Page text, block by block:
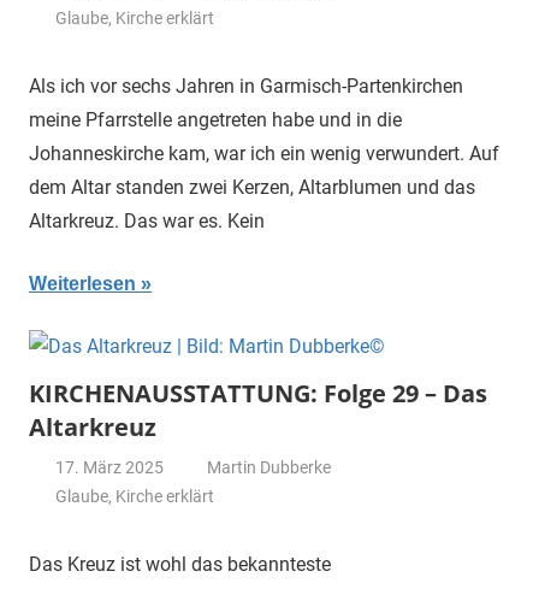
Glaube, Kirche erklärt
Als ich vor sechs Jahren in Garmisch-Partenkirchen
meine Pfarrstelle angetreten habe und in die
Johanneskirche kam, war ich ein wenig verwundert. Auf
dem Altar standen zwei Kerzen, Altarblumen und das
Altarkreuz. Das war es. Kein
Weiterlesen
KIRCHENAUSSTATTUNG: Folge 29 – Das
Altarkreuz
17. März 2025
Martin Dubberke
Glaube, Kirche erklärt
Das Kreuz ist wohl das bekannteste